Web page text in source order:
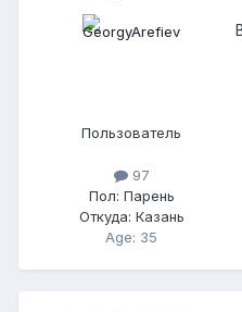
Пользователь
97
Пол: Парень
Откуда: Казань
Age: 35